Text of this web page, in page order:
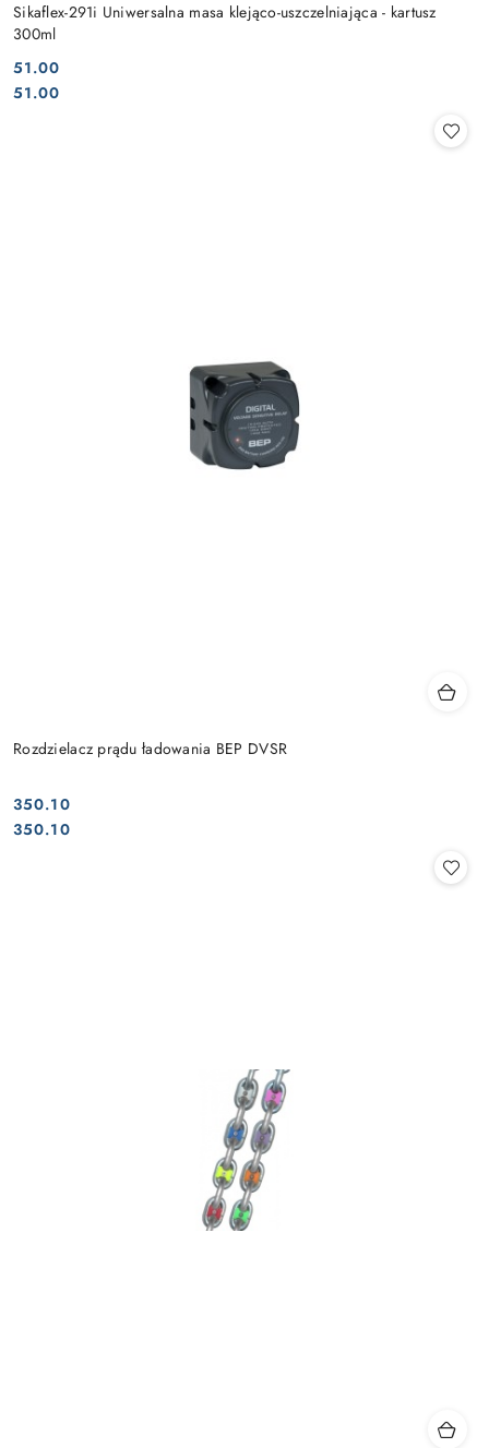
Sikaflex-291i Uniwersalna masa klejąco-uszczelniająca - kartusz
300ml
Cena:
51.00
Cena:
51.00
Rozdzielacz prądu ładowania BEP DVSR
Cena:
350.10
Cena:
350.10